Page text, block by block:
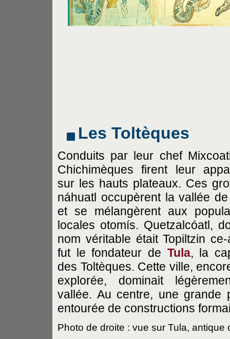
Les Toltèques
Conduits par leur chef
Chichimèques firent leur
sur les hauts plateaux. Ces
náhuatl occupèrent la vallée
et se mélangèrent aux
locales otomís. Quetzalcóatl,
nom véritable était Topiltzin ce-
fut le fondateur de Tula, la
des Toltèques. Cette ville,
explorée, dominait
vallée. Au centre, une grande
entourée de constructions
Photo de droite : vue sur Tula, antique